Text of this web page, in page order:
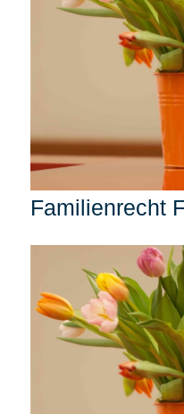
Familienrecht